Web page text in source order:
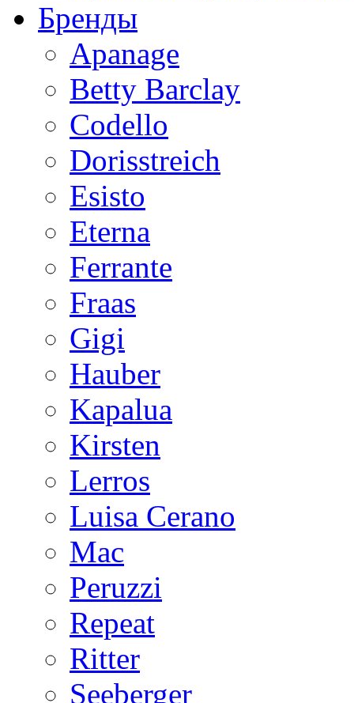
Бренды
Apanage
Betty Barclay
Codello
Dorisstreich
Esisto
Eterna
Ferrante
Fraas
Gigi
Hauber
Kapalua
Kirsten
Lerros
Luisa Cerano
Mac
Peruzzi
Repeat
Ritter
Seeberger